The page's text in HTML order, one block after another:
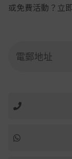
或免費活動？立